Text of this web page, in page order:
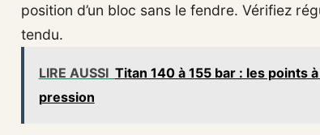
position d’un bloc sans le fendre. Vérifiez
tendu.
LIRE AUSSI Titan 140 à 155 bar : les points
pression